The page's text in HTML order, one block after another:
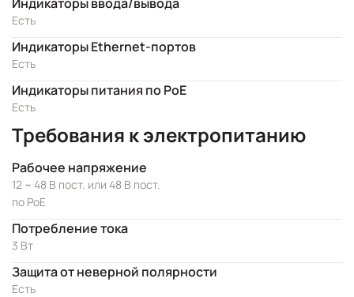
Есть
Индикаторы Ethernet-портов
Есть
Индикаторы питания по PoE
Есть
Требования к электропитанию
Рабочее напряжение
12 ~ 48 В пост. или 48 В пост.
по PoE
Потребление тока
3 Вт
Защита от неверной полярности
Есть